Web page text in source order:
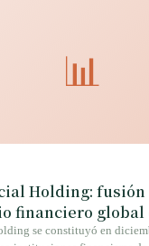
📊
Holding:
financiero global
la tormenta de la
se constituyó en